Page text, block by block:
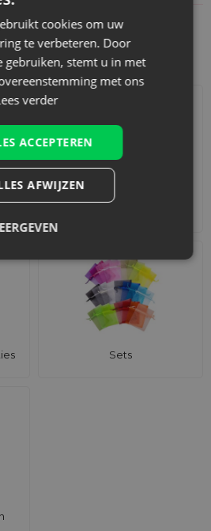
meer zou kunnen
Sets
cookies om uw
te verbeteren. Door
gebruiken, stemt u in met
met ons
verder
ACCEPTEREN
AFWIJZEN